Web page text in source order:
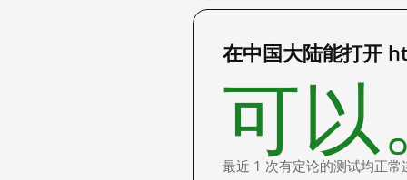
在中国大陆能打开
可以
最近 1 次有定论的测试均正常